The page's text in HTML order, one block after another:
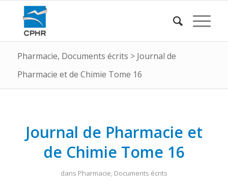
Pharmacie, Documents écrits > Journal de
Pharmacie et de Chimie Tome 16
Journal de Pharmacie et
de Chimie Tome 16
dans Pharmacie, Documents écrits